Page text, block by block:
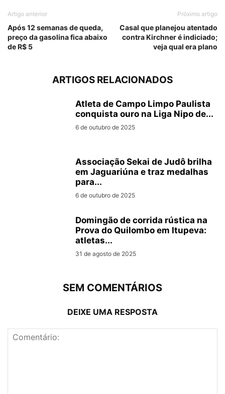
Artigo anterior
Após 12 semanas de queda,
preço da gasolina fica abaixo
de R$ 5
Próximo artigo
Casal que planejou atentado
contra Kirchner é indiciado;
veja qual era plano
ARTIGOS RELACIONADOS
Atleta de Campo Limpo Paulista
conquista ouro na Liga Nipo de...
6 de outubro de 2025
Associação Sekai de Judô brilha
em Jaguariúna e traz medalhas
para...
6 de outubro de 2025
Domingão de corrida rústica na
Prova do Quilombo em Itupeva:
atletas...
31 de agosto de 2025
SEM COMENTÁRIOS
DEIXE UMA RESPOSTA